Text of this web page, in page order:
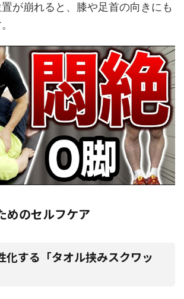
が崩れると、膝や足首の向きにも
めのセルフケア
化する「タオル挟みスクワッ